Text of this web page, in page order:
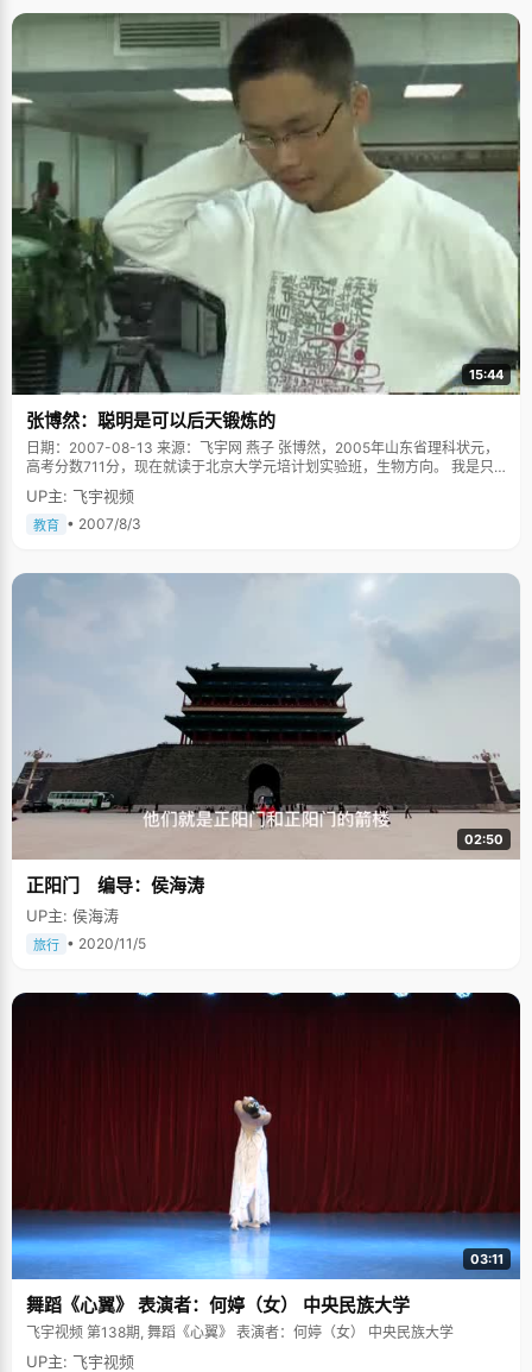
跟其他状元比起来，还是有很大差距的，好在她的英语和语文比较厉害，把
总分拉了起来。 "以前我偏科比较厉害，数学特别不好，总是不及格，最差的
时候经常只考六七十分（一百五十分的总分），老师们虽然常常教育我要认
真一些，多花点时间在数学上，但是我对数学就是喜欢不起来，不愿意花太
多精力，最后老师也对我无奈了，有种恨铁不成钢的感觉"，林婵娟说，爸爸
对他的数学也是十分的"痛心疾首"，"他数学很好，可是我偏偏没有遗传到他
的优点。看来他对我的数学也不抱太大希望了，要求也不高，只是希望我多
考几次及格就很安慰了"，林婵娟吐了吐舌头，庆幸自己在高考中很幸运的拿
到了110分的好成绩。 状元的花样生活 不要以为，状元们都是只会读书没有
时间娱乐的"书呆子"，林婵娟的生活可是非常的丰富多彩。 看武侠。林婵娟
的读书启蒙来自武侠小说，她最喜欢看的也是武侠小说，金庸，古龙，黄易
的作品她都能侃侃而谈，尤其是金庸的小说，更培养了她的侠气。 玩网游。
林婵娟对电脑的熟悉开始于游戏，初三的时候，爸爸给家里添置了电脑，主
要用途就是给林婵娟玩游戏，美其名曰"培养女儿对电脑的兴趣和了解"。之
后，林婵娟玩了很多游戏，单机，网游都染指过，尤其是近几年风靡全球的
《魔兽世界》，林婵娟曾有过去网吧通宵作战的记录。不过因为接触得早，
而且控制得当，玩游戏只是林婵娟一个消遣的娱乐项目，在每次放假或者压
力大的时候作为缓解压力的方式。 差点走上音乐道路。林婵娟从初中开始参
加声乐队，学过民族唱法，美声唱法，当时一位很著名的音乐老师觉得林婵
娟的音域很广，便破例以很优越的价格收林婵娟为徒，每天教她音乐和钢
琴。那段时间里，林婵娟一直做着音乐之梦，理想就是考上中央音乐学院，
爸爸妈妈也认为她会往这边走。后来因为去了新的教学区，没有自由时间去
老师那上音乐课了，林婵娟不得不放弃了音乐的梦想。 喜欢美少男。我怎么
也不会想到，眼前看起来非常理智和成熟的林婵娟居然也会跟很多十五六岁
的小女孩一样是个追星族，而且超级迷恋台湾的偶像剧，她最喜欢的偶像是
出演《花样少男少女》、《恶作剧之吻》等偶像剧的台湾美少男唐禹哲和汪
东城，"高考以后看了这些片子，觉得两个人好帅呀，便开始喜欢上他们，之
后买了好多他们演的片子来看，还有唱片之类的"。虽然，林婵娟会像很多
子在机场等，疯狂的叫，去鸣响下榻的酒店死守等等，她跟遍布大江南北的
关系更像是朋友，我们一群人在一起就会讨论两个人的发展前景，还有生活
等。"林婵娟说自己曾经有过去做狗仔队的冲动，不过做记者倒是她一直以来
经历过一段青涩的爱情小插曲，"我妈妈应该不会看到这篇报道吧？"林婵娟
吐了吐舌头，俏皮的笑了起来，"只是很短暂的一段了，我们常一起出去看电
影，打游戏，看书，后来因为性格不合就分开了。"人们都说恋爱是大学的必
修课，林婵娟以过来人的语气表示不太赞同："爱情只是人生中很小的一部
分，不要整个人都被占据了，尤其是学习最重要的时候，"她还总是劝导身边
刚不如恋爱的朋友们"一定要坚持自己。" 对于以后，林婵娟想得还不是很
多，目标也未明确，现在能做的就是"好好学习，认真享受大学生活，四年光
阴不要虚度了。"大学是自由的乐园，梦想的摇篮，在这里，林婵娟可以做更
15:44
张博然：聪明是可以后天锻炼的
日期：2007-08-13 来源：飞宇网 燕子 张博然，2005年山东省理科状元，
高考分数711分，现在就读于北京大学元培计划实验班，生物方向。 我是只
成功的"小白鼠" 看到这篇文章的父母们一定会感到欢欣鼓舞的，虽然天分这
个词让人觉得有些无奈，不过张博然却用自己的亲身感受很笃定的告诉我
们，"聪明是可以后天的培养的"，他坦言自己就是一个实实在在的实验品。
就是一只成功的"小白鼠"。小时候，为培养张博然的读书兴趣，妈妈就身体
力行的抽出很多时间来陪着儿子一起看书，带着他一起去逛书店。母子两常
致，家里书架上的书被张博然翻了个遍，就算看不懂也翻着看。有时候妈妈
子，她就说："不讲了，还想听就自己看书去吧"，然后丢给张博然一本书。
张博然拿着书根据妈妈讲过的部分猜测那些字的读音，含义，半猜半编的读
完了后半部分故事，着实锻炼了张博然的自学能力。不过这种抛砖引玉的方
法也给张博然带来了不小的麻烦，上小学的时候，张博然自己研究出来的那
些拼音词意跟老师讲的很不一样，老师费了好大的劲才帮他纠正了过来。这
算是一个小插曲吧。 张博然说自己学习方面最大的特点就是好奇，对什么未
知的东西都很感兴趣，越是难题越能勾起他的求知欲。张博然小时候最喜欢
看的书就是《十万个为什么》，非常着迷，也学到了不少的知识。在好奇心
的驱使下，他给家里惹了不少麻烦，拆坏了不少家里的东西，录音机之类
的。高一的时候，张博然参加中央电视台《三星智力快车》夺得"月冠军"的
殊荣，获得一个精美的MP3。 张博然学的是生物专业，最近他突然有了一个
小想法，毕业以后去野生动物研究所研究国宝大熊猫，"我很想知道，它为什
周杰伦 "王力宏？" "不认识！" "孙燕姿？" "不认识！" "周杰伦？" "哦，这个
好像知道一点点，貌似同学们常常在说，好像唱过《爷爷泡的茶》
偶然听过一盘差可夫斯基的音乐磁带以后，他开始迷上古典音乐，看书的时
个大书包，手拿一本厚厚的GRE，北大男生的典型代表。张博然笑起来的时
候，两只小眼睛几乎都要挤在一起了，于是我们的胶片上就留下了两条细缝
和一脸憨厚的笑容。如果光从外边上看，你根本看不出来，张博然同学还是
个典型的文学小青年，他非常喜欢看诗歌和散文。高中的时候，每周大概有
六又四分之三的时间在上课，剩下的不到半天时间，他就用来看书，中国的
看完了，就看外国的，长期熏陶下，他开始自己创作，在他的blog里，记录
了不少情感丰富的作品。偶尔，他会将自己感觉比较好的发到北大BBS里边
交流一下。在我们的强烈要求下，他才半掖办拽的给我们展示了他的一首诗
歌《时光的背叛》，拿出来大家分享一下了： 时光的背叛 假如星空一千年只
闪耀一次 假如海风一千年只响彻一回 重逢超越了永恒般的离别 那将是，我
想，何等的壮美 去守候千年间沉寂的歌谣 去迎接千年后第一缕霞光 漫漫长
夜以光明为终结 就像无数的童话述说的那样 之后，离别真的到来了 翻阅着
十年前陈旧的影子 忽然间懂得了时光的漫长 印象里充斥的全都是遗憾 找不
到往日的天空和阳光 相聚只是埋下悲伤的种子 因为欢笑的寿命总比人短 我
UP主: 飞宇视频
教育 • 2007/8/3
02:50
正阳门 编导：侯海涛
UP主: 侯海涛
旅行 • 2020/11/5
03:11
舞蹈《心翼》 表演者：何婷（女） 中央民族大学
飞宇视频 第138期, 舞蹈《心翼》 表演者：何婷（女） 中央民族大学
UP主: 飞宇视频